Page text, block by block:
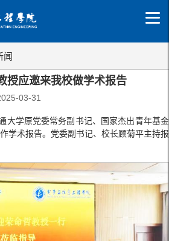
闻
授应邀来我校做学术报告
03-31
大学原党委常务副书记、国家杰出青年基金
学术报告。党委副书记、校长顾菊平主持报